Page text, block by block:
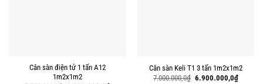
Cân sàn điện tử 1 tấn A12
1m2x1m2
Cân sàn Keli T1 3 tấn 1m2x1m2
7.000.000,0₫ Giá
6.900.000,0₫Giá